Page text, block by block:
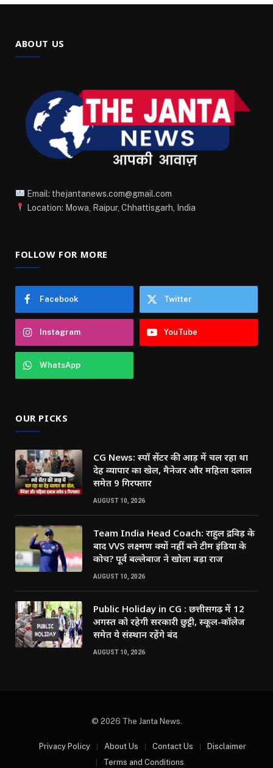
ABOUT US
Email: thejantanews.com@gmail.com
Location: Mowa, Raipur, Chhattisgarh, India
FOLLOW FOR MORE
Facebook Twitter
Instagram YouTube
WhatsApp
OUR PICKS
CG News: स्पॉ सेंटर की आड़ में चल रहा था
देह व्यापार का खेल, मैनेजर और महिला दलाल
समेत 9 गिरफ्तार
AUGUST 10, 2026
Team India Head Coach: राहुल द्रविड़ के
बाद VVS लक्ष्मण क्यों नहीं बने टीम इंडिया के
कोच? पूर्व बल्लेबाज ने खोला बड़ा राज
AUGUST 10, 2026
Public Holiday in CG : छत्तीसगढ़ में 12
अगस्त को रहेगी सरकारी छुट्टी, स्कूल-कॉलेज
समेत ये संस्थान रहेंगे बंद
AUGUST 10, 2026
© 2026 The Janta News.
Privacy Policy About Us Contact Us
Disclaimer
Terms and Conditions